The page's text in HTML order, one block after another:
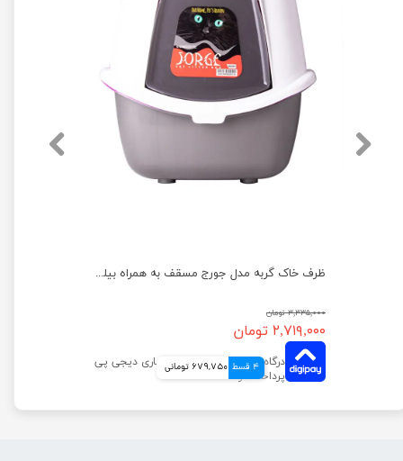
ظرف خاک گربه مدل جورج مسقف به همراه بیلچه هپی پت
۳,۳۳۵,۰۰۰ تومان
۲,۷۱۹,۰۰۰ تومان
4 قسط 679,750 تومانی